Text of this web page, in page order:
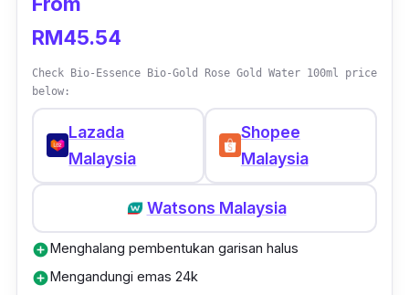
RM45.54
Check Bio-Essence Bio-Gold Rose Gold Water 100ml price
below:
Lazada
Malaysia
Shopee
Malaysia
Watsons Malaysia
add_circleMenghalang pembentukan garisan halus
add_circleMengandungi emas 24k